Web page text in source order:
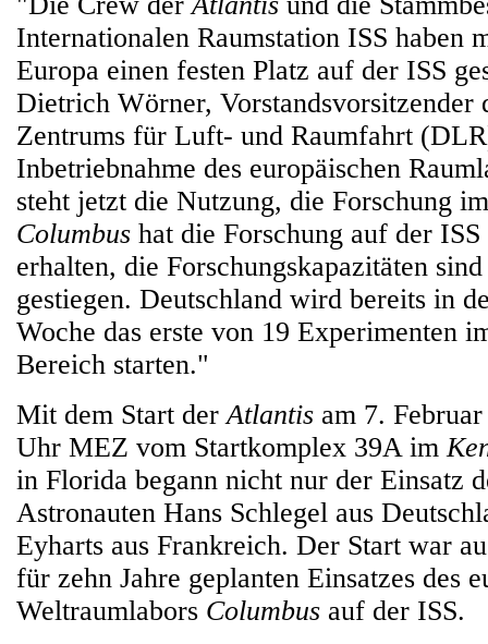
Internationalen Raumstation ISS haben
Europa einen festen Platz auf der ISS
Dietrich Wörner, Vorstandsvorsitzender
Zentrums für Luft- und Raumfahrt
Inbetriebnahme des europäischen
steht jetzt die Nutzung, die Forschung
Columbus hat die Forschung auf der
erhalten, die Forschungskapazitäten
gestiegen. Deutschland wird bereits in
Woche das erste von 19 Experimenten
Bereich starten."
Mit dem Start derAtlantis am 7.
Uhr MEZ vom Startkomplex 39A im
in Florida begann nicht nur der Einsatz
Astronauten Hans Schlegel aus
Eyharts aus Frankreich. Der Start war
für zehn Jahre geplanten Einsatzes des
Weltraumlabors Columbus auf der ISS.